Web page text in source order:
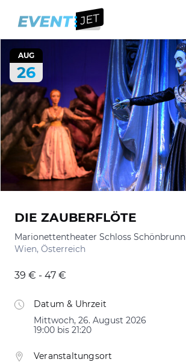
AUG
26
DIE ZAUBERFLÖTE
Marionettentheater Schloss Schönbrunn
Wien, Österreich
39 € - 47 €
Datum & Uhrzeit
Mittwoch, 26. August 2026
19:00 bis 21:20
Veranstaltungsort